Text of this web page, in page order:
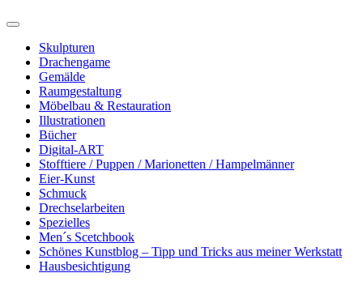
Skulpturen
Drachengame
Gemälde
Raumgestaltung
Möbelbau & Restauration
Illustrationen
Bücher
Digital-ART
Stofftiere / Puppen / Marionetten / Hampelmänner
Eier-Kunst
Schmuck
Drechselarbeiten
Spezielles
Men´s Scetchbook
Schönes Kunstblog – Tipp und Tricks aus meiner Werkstatt
Hausbesichtigung